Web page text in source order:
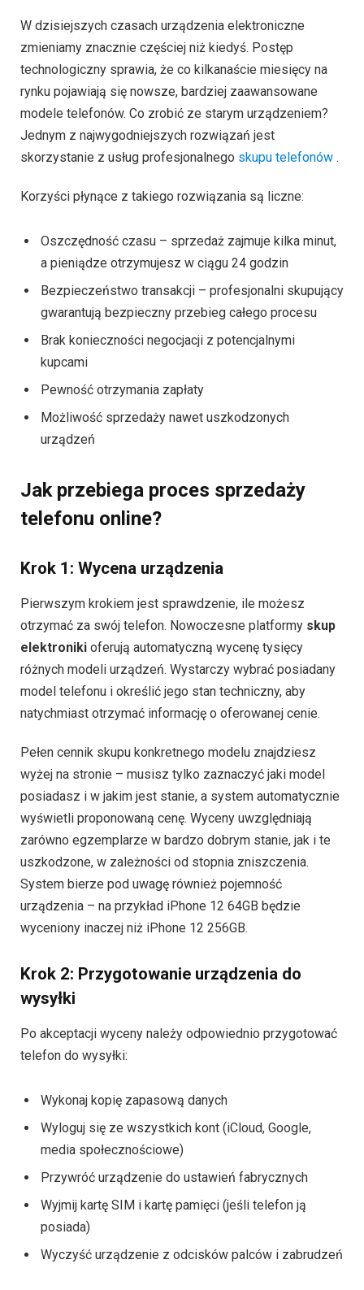
W dzisiejszych czasach urządzenia elektroniczne
zmieniamy znacznie częściej niż kiedyś. Postęp
technologiczny sprawia, że co kilkanaście miesięcy na
rynku pojawiają się nowsze, bardziej zaawansowane
modele telefonów. Co zrobić ze starym urządzeniem?
Jednym z najwygodniejszych rozwiązań jest
skorzystanie z usług profesjonalnego skupu telefonów .
Korzyści płynące z takiego rozwiązania są liczne:
Oszczędność czasu – sprzedaż zajmuje kilka minut,
a pieniądze otrzymujesz w ciągu 24 godzin
Bezpieczeństwo transakcji – profesjonalni skupujący
gwarantują bezpieczny przebieg całego procesu
Brak konieczności negocjacji z potencjalnymi
kupcami
Pewność otrzymania zapłaty
Możliwość sprzedaży nawet uszkodzonych
urządzeń
Jak przebiega proces sprzedaży
telefonu online?
Krok 1: Wycena urządzenia
Pierwszym krokiem jest sprawdzenie, ile możesz
otrzymać za swój telefon. Nowoczesne platformy skup
elektroniki oferują automatyczną wycenę tysięcy
różnych modeli urządzeń. Wystarczy wybrać posiadany
model telefonu i określić jego stan techniczny, aby
natychmiast otrzymać informację o oferowanej cenie.
Pełen cennik skupu konkretnego modelu znajdziesz
wyżej na stronie – musisz tylko zaznaczyć jaki model
posiadasz i w jakim jest stanie, a system automatycznie
wyświetli proponowaną cenę. Wyceny uwzględniają
zarówno egzemplarze w bardzo dobrym stanie, jak i te
uszkodzone, w zależności od stopnia zniszczenia.
System bierze pod uwagę również pojemność
urządzenia – na przykład iPhone 12 64GB będzie
wyceniony inaczej niż iPhone 12 256GB.
Krok 2: Przygotowanie urządzenia do
wysyłki
Po akceptacji wyceny należy odpowiednio przygotować
telefon do wysyłki:
Wykonaj kopię zapasową danych
Wyloguj się ze wszystkich kont (iCloud, Google,
media społecznościowe)
Przywróć urządzenie do ustawień fabrycznych
Wyjmij kartę SIM i kartę pamięci (jeśli telefon ją
posiada)
Wyczyść urządzenie z odcisków palców i zabrudzeń